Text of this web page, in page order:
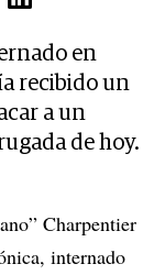
en
recibido un
a un
de hoy.
Charpentier
internado